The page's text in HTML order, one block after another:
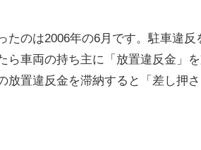
たのは2006年の6月です。駐車違反
ら車両の持ち主に「放置違反金」
放置違反金を滞納すると「差し押